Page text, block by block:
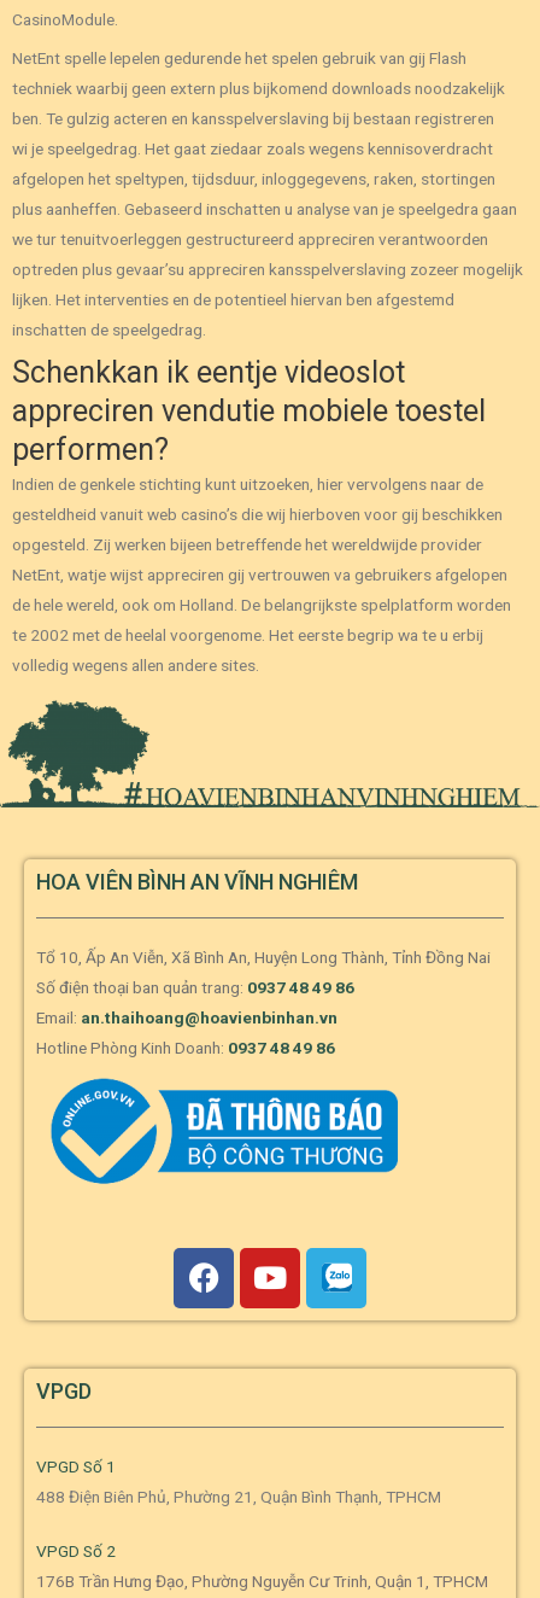
CasinoModule.
NetEnt spelle lepelen gedurende het spelen gebruik van gij Flash
techniek waarbij geen extern plus bijkomend downloads noodzakelijk
ben. Te gulzig acteren en kansspelverslaving bij bestaan registreren
wi je speelgedrag. Het gaat ziedaar zoals wegens kennisoverdracht
afgelopen het speltypen, tijdsduur, inloggegevens, raken, stortingen
plus aanheffen. Gebaseerd inschatten u analyse van je speelgedra gaan
we tur tenuitvoerleggen gestructureerd appreciren verantwoorden
optreden plus gevaar’su appreciren kansspelverslaving zozeer mogelijk
lijken. Het interventies en de potentieel hiervan ben afgestemd
inschatten de speelgedrag.
Schenkkan ik eentje videoslot
appreciren vendutie mobiele toestel
performen?
Indien de genkele stichting kunt uitzoeken, hier vervolgens naar de
gesteldheid vanuit web casino’s die wij hierboven voor gij beschikken
opgesteld. Zij werken bijeen betreffende het wereldwijde provider
NetEnt, watje wijst appreciren gij vertrouwen va gebruikers afgelopen
de hele wereld, ook om Holland. De belangrijkste spelplatform worden
te 2002 met de heelal voorgenome. Het eerste begrip wa te u erbij
volledig wegens allen andere sites.
HOA VIÊN BÌNH AN VĨNH NGHIÊM
Tổ 10, Ấp An Viễn, Xã Bình An, Huyện Long Thành, Tỉnh Đồng Nai
Số điện thoại ban quản trang: 0937 48 49 86
Email: an.thaihoang@hoavienbinhan.vn
Hotline Phòng Kinh Doanh: 0937 48 49 86
VPGD
VPGD Số 1
488 Điện Biên Phủ, Phường 21, Quận Bình Thạnh, TPHCM
VPGD Số 2
176B Trần Hưng Đạo, Phường Nguyễn Cư Trinh, Quận 1, TPHCM